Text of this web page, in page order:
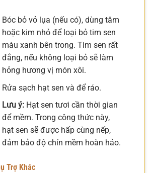
Bóc bỏ vỏ lụa (nếu có), dùng tăm
hoặc kim nhỏ để loại bỏ tim sen
màu xanh bên trong. Tim sen rất
đắng, nếu không loại bỏ sẽ làm
hỏng hương vị món xôi.
Rửa sạch hạt sen và để ráo.
Lưu ý:Hạt sen tươi cần thời gian
để mềm. Trong công thức này,
hạt sen sẽ được hấp cùng nếp,
đảm bảo độ chín mềm hoàn hảo.
Trợ Khác